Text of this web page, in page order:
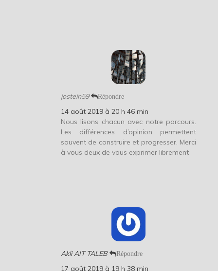
jostein59 Répondre
14 août 2019 à 20 h 46 min
Nous lisons chacun avec notre parcours.
Les différences d’opinion permettent
souvent de construire et progresser. Merci
à vous deux de vous exprimer librement
Akli AIT TALEB Répondre
17 août 2019 à 19 h 38 min